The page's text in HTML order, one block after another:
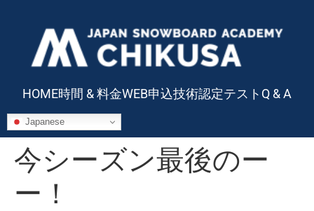
HOME時間 & 料金WEB申込技術認定テスト Q & A
Japanese
今シーズン最後のー
ー！